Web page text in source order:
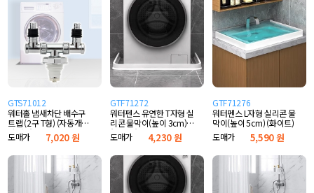
GTS71012
워터홀 냄새차단 배수구
트랩 (2구 T형) (자동개폐
마개형)
도매가 7,020 원
GTF71272
워터펜스 유연한 T자형 실
리콘 물막이(높이 3cm)
(화이트)
도매가 4,230 원
GTF71276
워터펜스 L자형 실리콘 물
막이(높이 5cm) (화이트)
도매가
5,590 원